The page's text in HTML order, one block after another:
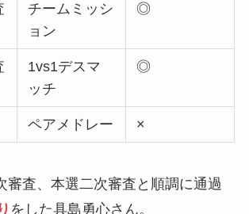
チームミッシ
ョン
◎
1vs1デスマ
ッチ
◎
ペアメドレー ×
審査、本選二次審査と順調に通過
をした具島勇心さん。